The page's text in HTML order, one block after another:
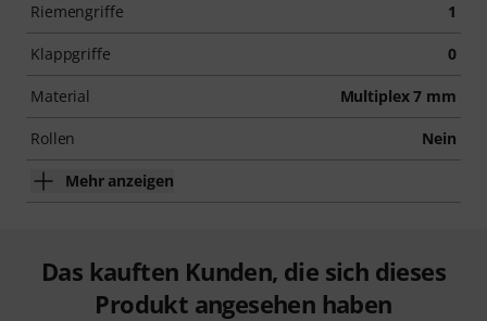
Riemengriffe 1
Klappgriffe 0
Material Multiplex 7 mm
Rollen Nein
Mehr anzeigen
Das kauften Kunden, die sich dieses
Produkt angesehen haben